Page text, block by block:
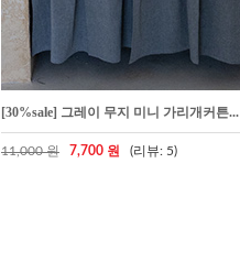
[30%sale] 그레이 무지 미니 가리개커튼...
11,000 원 7,700 원 (리뷰: 5)